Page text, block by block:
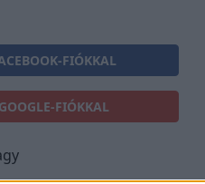
FIÓKKAL
FIÓKKAL